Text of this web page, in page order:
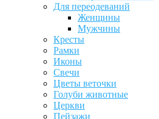
Для переодеваний
Женщины
Мужчины
Кресты
Рамки
Иконы
Свечи
Цветы веточки
Голуби животные
Церкви
Пейзажи